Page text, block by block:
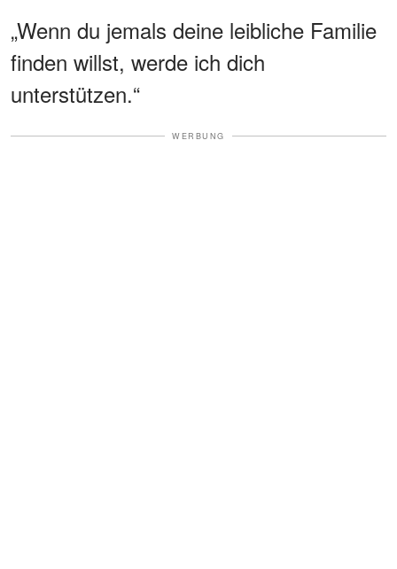
„Wenn du jemals deine leibliche Familie
finden willst, werde ich dich
unterstützen.“
WERBUNG